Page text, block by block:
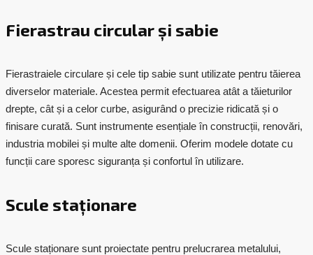
Fierastrau circular și sabie
Fierastraiele circulare și cele tip sabie sunt utilizate pentru tăierea
diverselor materiale. Acestea permit efectuarea atât a tăieturilor
drepte, cât și a celor curbe, asigurând o precizie ridicată și o
finisare curată. Sunt instrumente esențiale în construcții, renovări,
industria mobilei și multe alte domenii. Oferim modele dotate cu
funcții care sporesc siguranța și confortul în utilizare.
Scule staționare
Scule staționare sunt proiectate pentru prelucrarea metalului,